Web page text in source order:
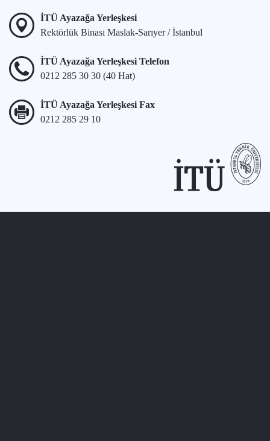
İTÜ Ayazağa Yerleşkesi
Rektörlük Binası Maslak-Sarıyer / İstanbul
İTÜ Ayazağa Yerleşkesi Telefon
0212 285 30 30 (40 Hat)
İTÜ Ayazağa Yerleşkesi Fax
0212 285 29 10